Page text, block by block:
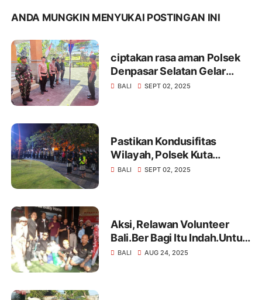
ANDA MUNGKIN MENYUKAI POSTINGAN INI
ciptakan rasa aman Polsek
Denpasar Selatan Gelar
Patroli Bersama Jaga negeri
BALI SEPT 02, 2025
Pastikan Kondusifitas
Wilayah, Polsek Kuta
Selatan Gelar Patroli
BALI SEPT 02, 2025
Aksi, Relawan Volunteer
Bali.Ber Bagi Itu Indah.Untuk
Perlengkapan Alat Alat Bayi
BALI AUG 24, 2025